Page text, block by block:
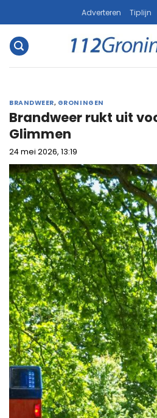
naar
inhoud
Adverteren Tiplijn
BRANDWEER, GRONINGEN
Brandweer rukt uit
Glimmen
24 mei 2026, 13:19